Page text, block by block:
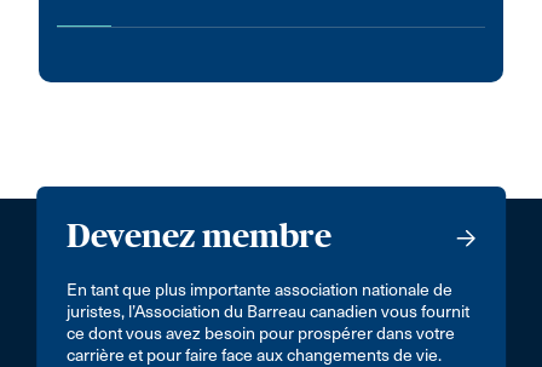
Devenez membre
En tant que plus importante association nationale de
juristes, l’Association du Barreau canadien vous fournit
ce dont vous avez besoin pour prospérer dans votre
carrière et pour faire face aux changements de vie.